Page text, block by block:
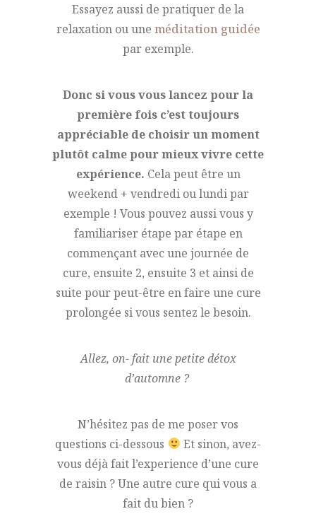
Essayez aussi de pratiquer de la
relaxation ou une méditation guidée
par exemple.
Donc si vous vous lancez pour la
première fois c’est toujours
appréciable de choisir un moment
plutôt calme pour mieux vivre cette
expérience. Cela peut être un
weekend + vendredi ou lundi par
exemple ! Vous pouvez aussi vous y
familiariser étape par étape en
commençant avec une journée de
cure, ensuite 2, ensuite 3 et ainsi de
suite pour peut-être en faire une cure
prolongée si vous sentez le besoin.
Allez, on- fait une petite détox
d’automne ?
N’hésitez pas de me poser vos
questions ci-dessous
Et sinon, avez-
vous déjà fait l’experience d’une cure
de raisin ? Une autre cure qui vous a
fait du bien ?